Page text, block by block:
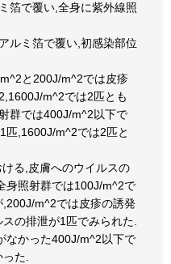
箔で覆い,全身に紫外線照
ルミ箔で覆い,初感染部位
と200J/m^2では皮疹
m^2では2匹とも
群では400J/m^2以下で
匹,1600J/m^2では2匹と
る,皮膚へのウイルスの
身照射群では100J/m^2で
m^2では皮疹の誘発
の排泄が1匹でみられた.
なかった400J/m^2以下で
た.